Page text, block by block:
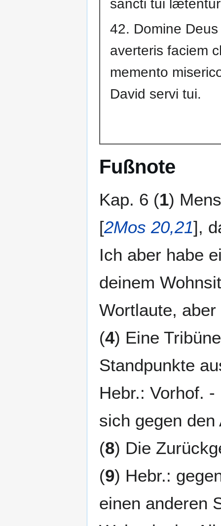
sancti tui
42. Domine
averteris faciem
memento
David servi tui.
Fußnote
Kap. 6 (1)
[2Mos 20,21],
Ich aber habe
deinem
Wortlaute,
(4) Eine
Standpunkte
Hebr.: Vorhof. -
sich gegen den
(8) Die
(9) Hebr.:
einen anderen